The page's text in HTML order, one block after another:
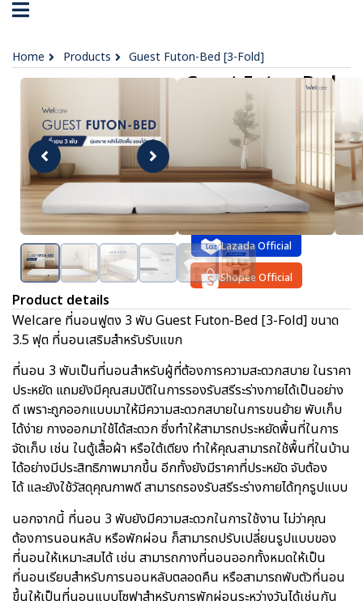
Home Products Guest Futon-Bed [3-Fold]
Guest Futon-Bed
[3-Fold]
฿ 2,599
OPTIONS :
3.5
ft.
Lazada Official
Shopee Official
Product details
Welcare ที่นอนฟูตง 3 พับ Guest Futon-Bed [3-Fold] ขนาด
3.5 ฟุต ที่นอนเสริมสำหรับรับแขก
ที่นอน 3 พับเป็นที่นอนสำหรับผู้ที่ต้องการความสะดวกสบาย ในราคา
ประหยัด แถมยังมีคุณสมบัติในการรองรับสรีระร่างกายได้เป็นอย่าง
ดี เพราะถูกออกแบบมาให้มีความสะดวกสบายในการขนย้าย พับเก็บ
ได้ง่าย กางออกมาใช้ได้สะดวก ซึ่งทำให้สามารถประหยัดพื้นที่ในการ
จัดเก็บ เช่น ในตู้เสื้อผ้า หรือใต้เตียง ทำให้คุณสามารถใช้พื้นที่ในบ้าน
ได้อย่างมีประสิทธิภาพมากขึ้น อีกทั้งยังมีราคาที่ประหยัด จับต้อง
ได้ และยังใช้วัสดุคุณภาพดี สามารถรองรับสรีระร่างกายได้ทุกรูปแบบ
นอกจากนี้ ที่นอน 3 พับยังมีความสะดวกในการใช้งาน ไม่ว่าคุณ
ต้องการนอนหลับ หรือพักผ่อน ก็สามารถปรับเปลี่ยนรูปแบบของ
ที่นอนให้เหมาะสมได้ เช่น สามารถกางที่นอนออกทั้งหมดให้เป็น
ที่นอนเรียบสำหรับการนอนหลับตลอดคืน หรือสามารถพับตัวที่นอน
ขึ้นให้เป็นที่นอนแบบโซฟาสำหรับการพักผ่อนระหว่างวันได้เช่นกัน